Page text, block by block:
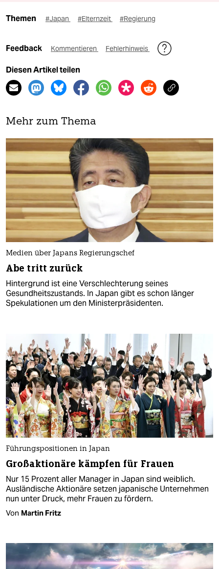
Themen #Japan #Elternzeit #Regierung
Feedback Kommentieren Fehlerhinweis
Diesen Artikel teilen
Mehr zum Thema
Medien über Japans Regierungschef
Abe tritt zurück
Hintergrund ist eine Verschlechterung seines
Gesundheitszustands. In Japan gibt es schon länger
Spekulationen um den Ministerpräsidenten.
Führungspositionen in Japan
Großaktionäre kämpfen für Frauen
Nur 15 Prozent aller Manager in Japan sind weiblich.
Ausländische Aktionäre setzen japanische Unternehmen
nun unter Druck, mehr Frauen zu fördern.
Von Martin Fritz